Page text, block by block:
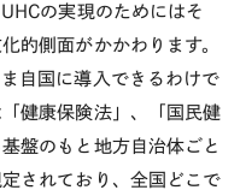
UHCの実現のためにはそ
的側面がかかわります。
自国に導入できるわけで
健康保険法」、「国民健
盤のもと地方自治体ごと
されており、全国どこで